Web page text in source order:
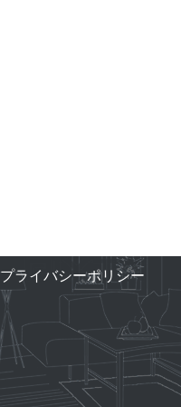
プライバシーポリシー